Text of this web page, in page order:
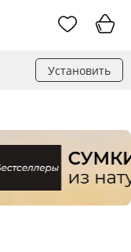
Установить